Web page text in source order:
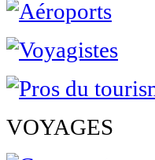
VOYAGES